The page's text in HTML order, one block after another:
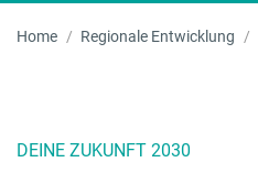
Home Regionale Entwicklung
DEINE ZUKUNFT 2030